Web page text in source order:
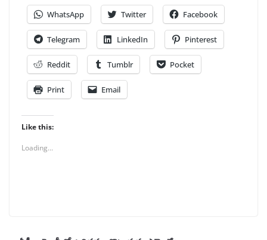
WhatsApp Twitter Facebook
Telegram LinkedIn Pinterest
Reddit Tumblr Pocket
Print Email
Like this:
Loading...